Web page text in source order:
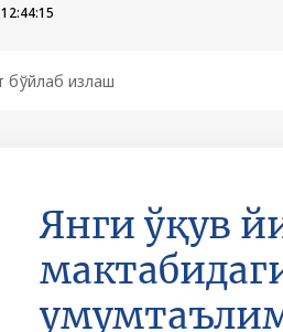
12:44:15
Янги ўқув